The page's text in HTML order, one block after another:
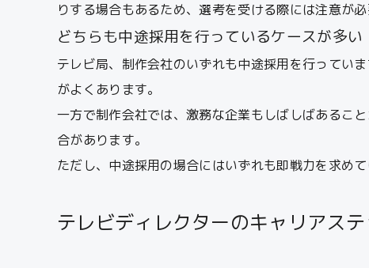
りする場合もあるため、選考を受ける際には注意が必
どちらも中途採用を行っているケースが多い
テレビ局、制作会社のいずれも中途採用を行ってい
がよくあります。
一方で制作会社では、激務な企業もしばしばあるこ
合があります。
ただし、中途採用の場合にはいずれも即戦力を求め
テレビディレクターのキャリアス